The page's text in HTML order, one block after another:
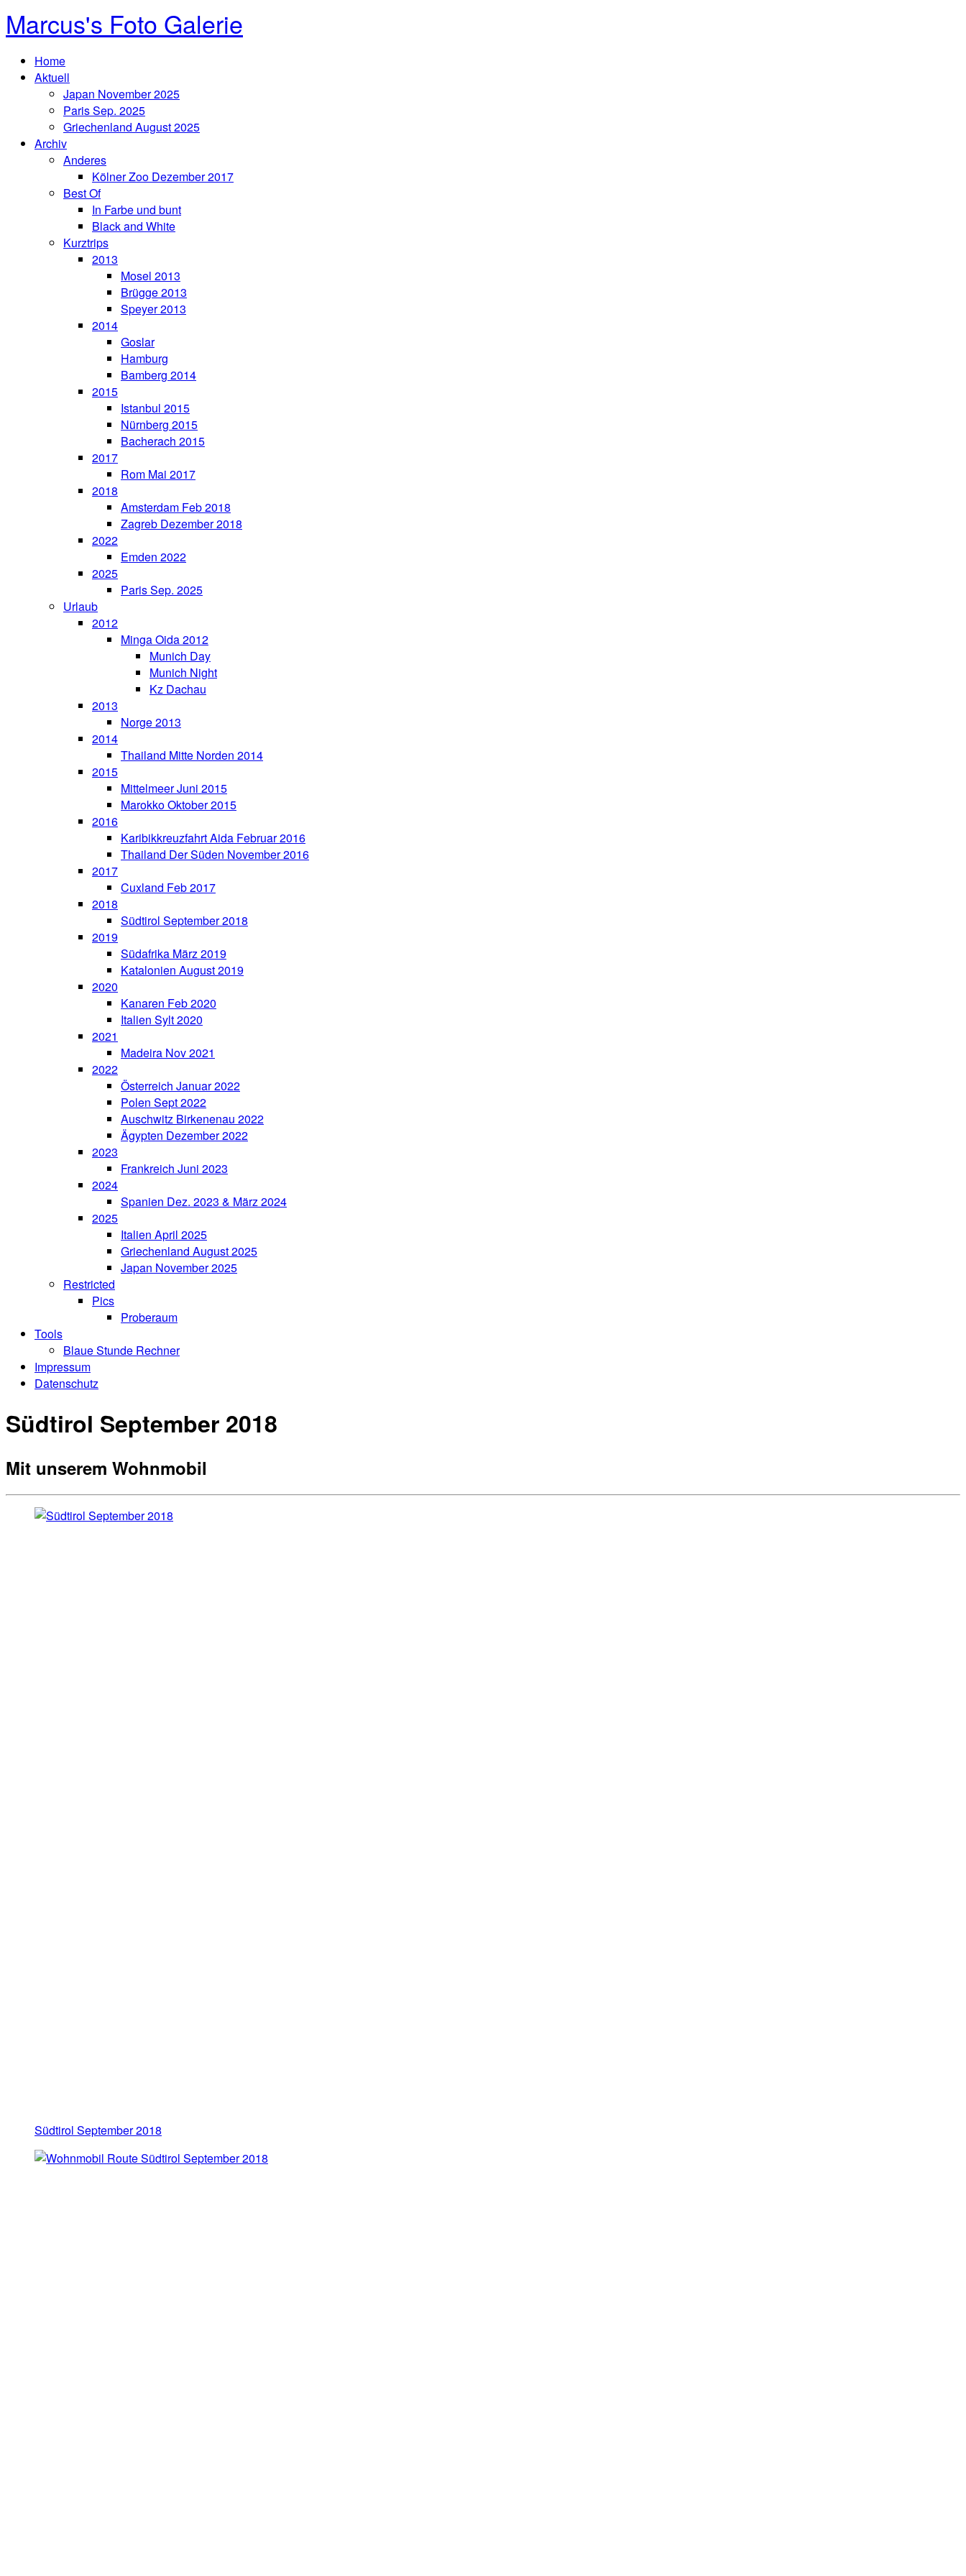
Marcus's Foto Galerie
Home
Aktuell
Japan November 2025
Paris Sep. 2025
Griechenland August 2025
Archiv
Anderes
Kölner Zoo Dezember 2017
Best Of
In Farbe und bunt
Black and White
Kurztrips
2013
Mosel 2013
Brügge 2013
Speyer 2013
2014
Goslar
Hamburg
Bamberg 2014
2015
Istanbul 2015
Nürnberg 2015
Bacherach 2015
2017
Rom Mai 2017
2018
Amsterdam Feb 2018
Zagreb Dezember 2018
2022
Emden 2022
2025
Paris Sep. 2025
Urlaub
2012
Minga Oida 2012
Munich Day
Munich Night
Kz Dachau
2013
Norge 2013
2014
Thailand Mitte Norden 2014
2015
Mittelmeer Juni 2015
Marokko Oktober 2015
2016
Karibikkreuzfahrt Aida Februar 2016
Thailand Der Süden November 2016
2017
Cuxland Feb 2017
2018
Südtirol September 2018
2019
Südafrika März 2019
Katalonien August 2019
2020
Kanaren Feb 2020
Italien Sylt 2020
2021
Madeira Nov 2021
2022
Österreich Januar 2022
Polen Sept 2022
Auschwitz Birkenenau 2022
Ägypten Dezember 2022
2023
Frankreich Juni 2023
2024
Spanien Dez. 2023 & März 2024
2025
Italien April 2025
Griechenland August 2025
Japan November 2025
Restricted
Pics
Proberaum
Tools
Blaue Stunde Rechner
Impressum
Datenschutz
Südtirol September 2018
Mit unserem Wohnmobil
Südtirol September 2018